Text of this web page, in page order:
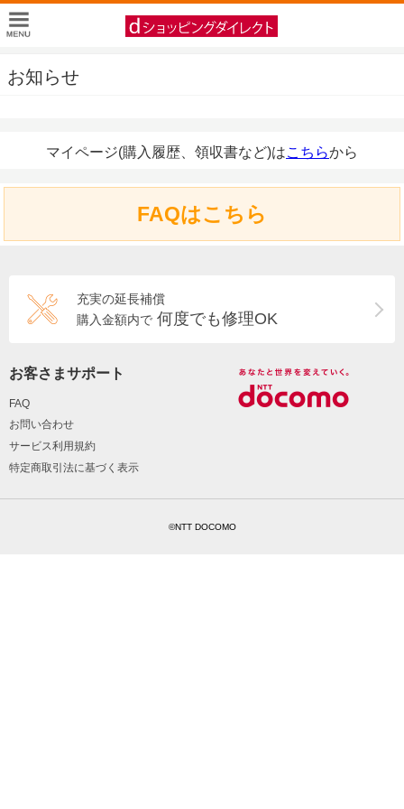
お知らせ
マイページ(購入履歴、領収書など)はこちらから
FAQはこちら
充実の延長補償
購入金額内で 何度でも修理OK
お客さまサポート
FAQ
お問い合わせ
サービス利用規約
特定商取引法に基づく表示
©NTT DOCOMO